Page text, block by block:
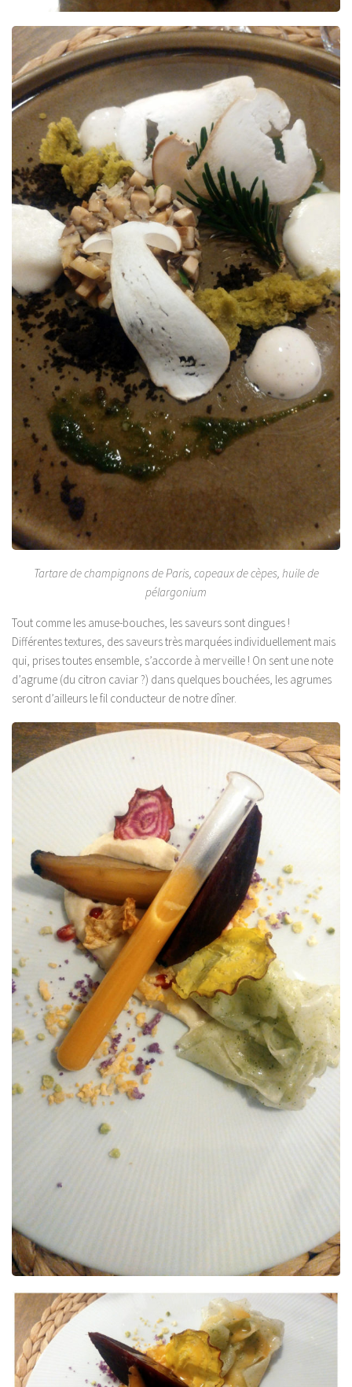
Tartare de champignons de Paris, copeaux de cèpes, huile de
pélargonium
Tout comme les amuse-bouches, les saveurs sont dingues !
Différentes textures, des saveurs très marquées individuellement mais
qui, prises toutes ensemble, s’accorde à merveille ! On sent une note
d’agrume (du citron caviar ?) dans quelques bouchées, les agrumes
seront d’ailleurs le fil conducteur de notre dîner.